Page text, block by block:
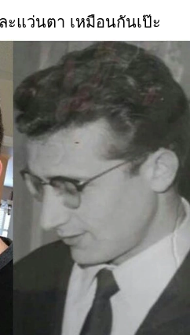
ะแว่นตา เหมือนกันเป๊ะ